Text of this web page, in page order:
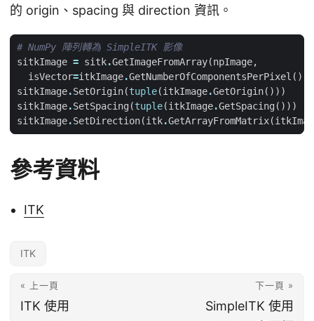
的 origin、spacing 與 direction 資訊。
# NumPy 陣列轉為 SimpleITK 影像
sitkImage = sitk.GetImageFromArray(npImage,
isVector=itkImage.GetNumberOfComponentsPerPixel ()
sitkImage.SetOrigin(tuple(itkImage.GetOrigin()))
sitkImage.SetSpacing (tuple(itkImage.GetSpacing ()))
sitkImage.SetDirection(itk.GetArrayFromMatrix(
參考資料
ITK
ITK
« 上一頁
ITK 使用
下一頁 »
SimpleITK 使用